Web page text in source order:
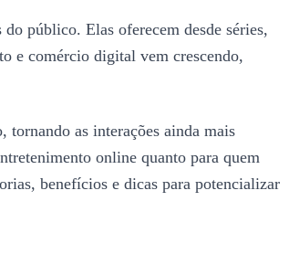
público. Elas oferecem desde séries,
e comércio digital vem crescendo,
tornando as interações ainda mais
online quanto para quem
benefícios e dicas para potencializar